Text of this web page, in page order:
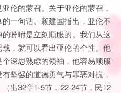
伦的蒙召。关于亚伦的蒙召，
一句话。赖建国指出，亚伦不
吩咐是立刻顺服的。我们从这
，就可以看出亚伦的个性。他
深思熟虑的领袖，他容易顺服
坚强的道德勇气与罪恶对抗，
出32章1-5节，22-24节，民12